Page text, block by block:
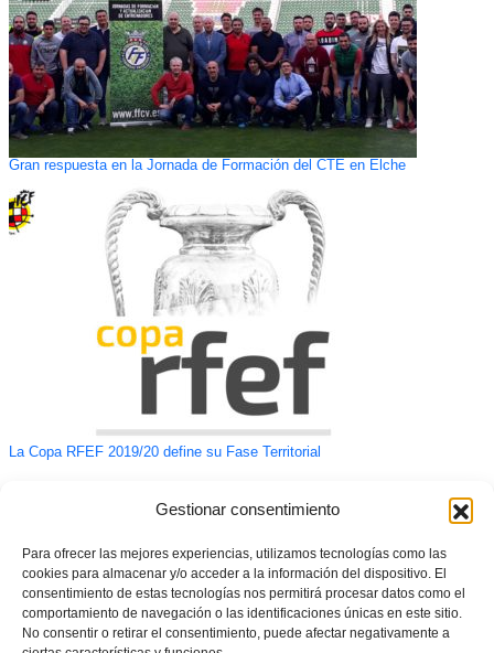
Gestionar consentimiento
Para ofrecer las mejores experiencias, utilizamos tecnologías como las
cookies para almacenar y/o acceder a la información del dispositivo. El
consentimiento de estas tecnologías nos permitirá procesar datos como el
comportamiento de navegación o las identificaciones únicas en este sitio.
No consentir o retirar el consentimiento, puede afectar negativamente a
Gran respuesta en la Jornada de Formación del CTE en Elche
La Copa RFEF 2019/20 define su Fase Territorial